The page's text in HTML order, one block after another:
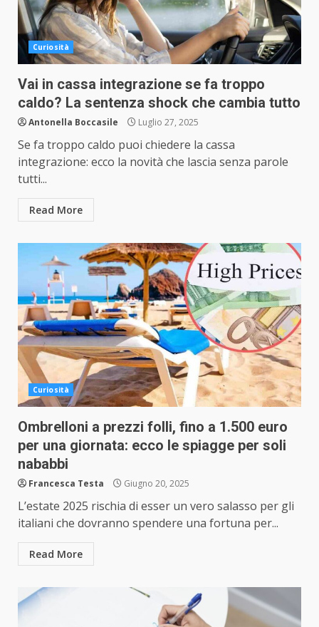
Curiosità
Vai in cassa integrazione se fa troppo
caldo? La sentenza shock che cambia tutto
Antonella Boccasile Luglio 27, 2025
Se fa troppo caldo puoi chiedere la cassa
integrazione: ecco la novità che lascia senza parole
tutti...
Read More
Curiosità
Ombrelloni a prezzi folli, fino a 1.500 euro
per una giornata: ecco le spiagge per soli
nababbi
Francesca Testa Giugno 20, 2025
L’estate 2025 rischia di esser un vero salasso per gli
italiani che dovranno spendere una fortuna per...
Read More